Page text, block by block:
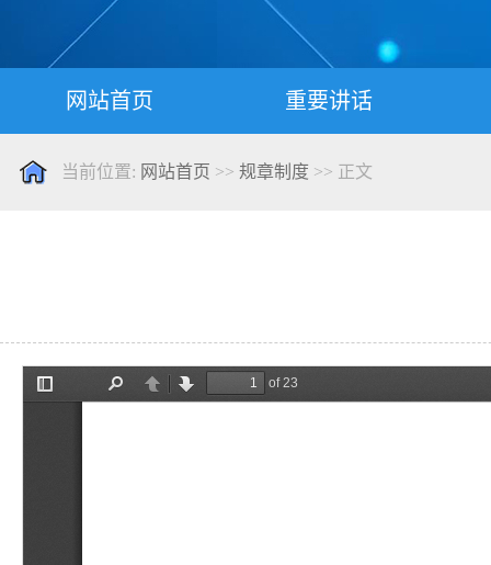
网站首页 重要讲话
当前位置: 网站首页 >> 规章制度 >> 正文